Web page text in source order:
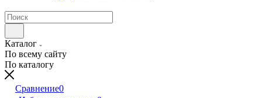
Каталог
По всему сайту
По каталогу
Сравнение0